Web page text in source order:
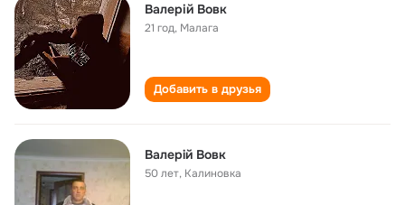
Валерій Вовк
21 год, Малага
Добавить в друзья
Валерiй Вовк
50 лет, Калиновка